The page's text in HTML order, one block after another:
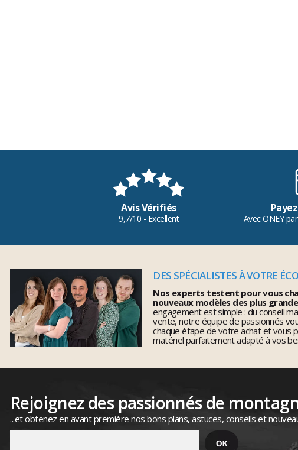
Avis Vérifiés
9,7/10 - Excellent Avec ONEY
DES SPÉCIALISTES À VOTRE
Nos experts testent pour vous
nouveaux modèles des plus
engagement est simple : du conseil
vente, notre équipe de passionnés
chaque étape de votre achat et vous
matériel parfaitement adapté à vos
Rejoignez des passionnés de
...et obtenez en avant première nos bons plans, astuces, conseils et